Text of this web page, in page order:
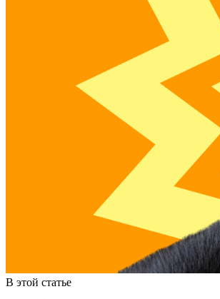
В этой статье